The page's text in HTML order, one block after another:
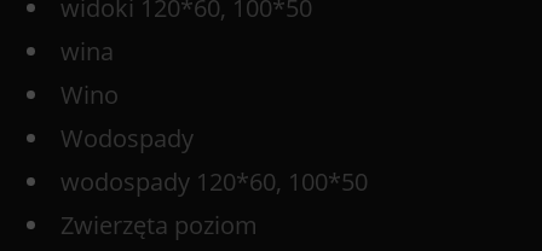
widoki 120*60, 100*50
wina
Wino
Wodospady
wodospady 120*60, 100*50
Zwierzęta poziom